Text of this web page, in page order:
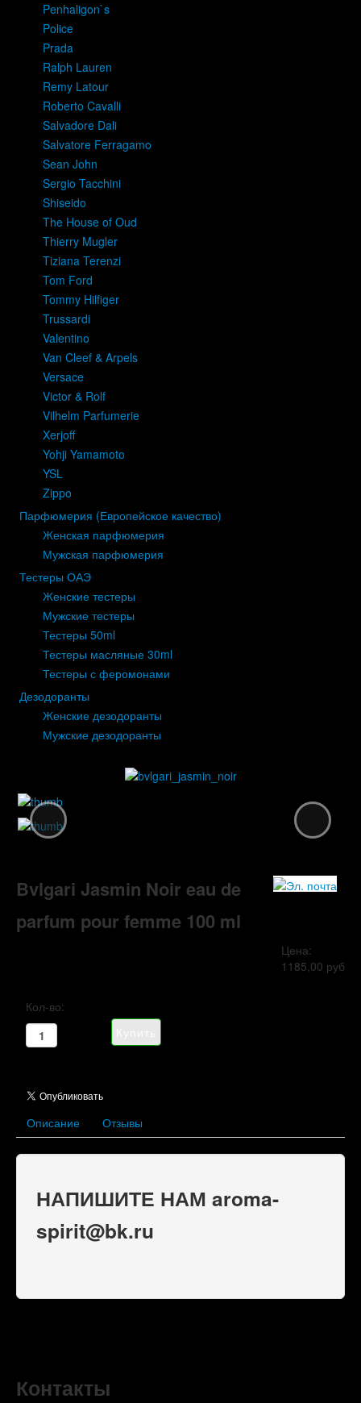
Penhaligon`s
Police
Prada
Ralph Lauren
Remy Latour
Roberto Cavalli
Salvadore Dali
Salvatore Ferragamo
Sean John
Sergio Tacchini
Shiseido
The House of Oud
Thierry Mugler
Tiziana Terenzi
Tom Ford
Tommy Hilfiger
Trussardi
Valentino
Van Cleef & Arpels
Versace
Victor & Rolf
Vilhelm Parfumerie
Xerjoff
Yohji Yamamoto
YSL
Zippo
Парфюмерия (Европейское качество)
Женская парфюмерия
Мужская парфюмерия
Тестеры ОАЭ
Женские тестеры
Мужские тестеры
Тестеры 50ml
Тестеры масляные 30ml
Тестеры с феромонами
Дезодоранты
Женские дезодоранты
Мужские дезодоранты
Bvlgari Jasmin Noir eau de
parfum pour femme 100 ml
Цена:
1185,00 руб
Кол-во:
Описание Отзывы
НАПИШИТЕ НАМ aroma-
spirit@bk.ru
Контакты